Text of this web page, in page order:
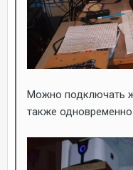
Можно подключать
также